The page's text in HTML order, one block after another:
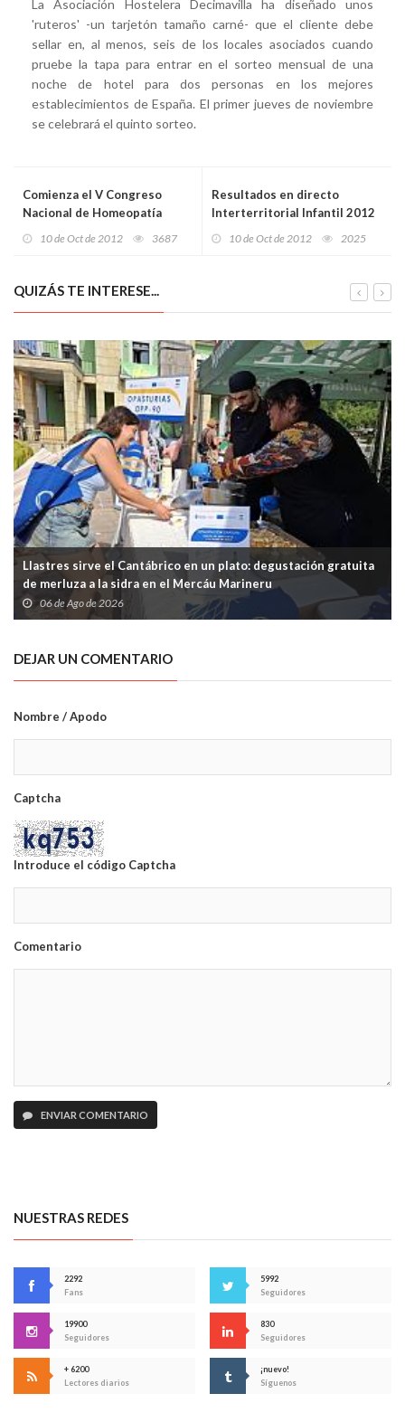
La Asociación Hostelera Decimavilla ha diseñado unos
'ruteros' -un tarjetón tamaño carné- que el cliente debe
sellar en, al menos, seis de los locales asociados cuando
pruebe la tapa para entrar en el sorteo mensual de una
noche de hotel para dos personas en los mejores
establecimientos de España. El primer jueves de noviembre
se celebrará el quinto sorteo.
Comienza el V Congreso
Nacional de Homeopatía
10 de Oct de 2012 3687
Resultados en directo
Interterritorial Infantil 2012
10 de Oct de 2012 2025
QUIZÁS TE INTERESE...
Llastres sirve el Cantábrico en un plato: degustación gratuita
de merluza a la sidra en el Mercáu Marineru
06 de Ago de 2026
DEJAR UN COMENTARIO
Nombre / Apodo
Captcha
Introduce el código Captcha
Comentario
ENVIAR COMENTARIO
NUESTRAS REDES
2292
Fans
5992
Seguidores
19900
Seguidores
830
Seguidores
+ 6200
Lectores diarios
¡nuevo!
Síguenos